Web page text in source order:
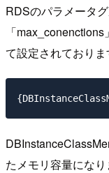
RDSのパラメータ
「
て設定されておりま
たメモリ容量になり